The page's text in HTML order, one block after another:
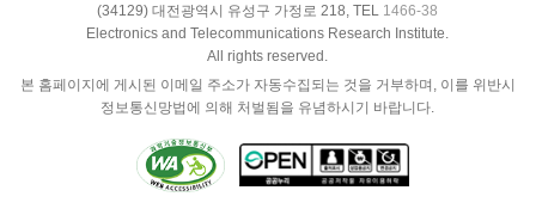
(34129) 대전광역시 유성구 가정로 218, TEL 1466-38
Electronics and Telecommunications Research Institute.
All rights reserved.
본 홈페이지에 게시된 이메일 주소가 자동수집되는 것을 거부하며, 이를 위반시
정보통신망법에 의해 처벌됨을 유념하시기 바랍니다.